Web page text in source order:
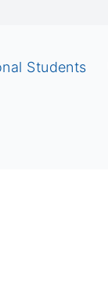
Students